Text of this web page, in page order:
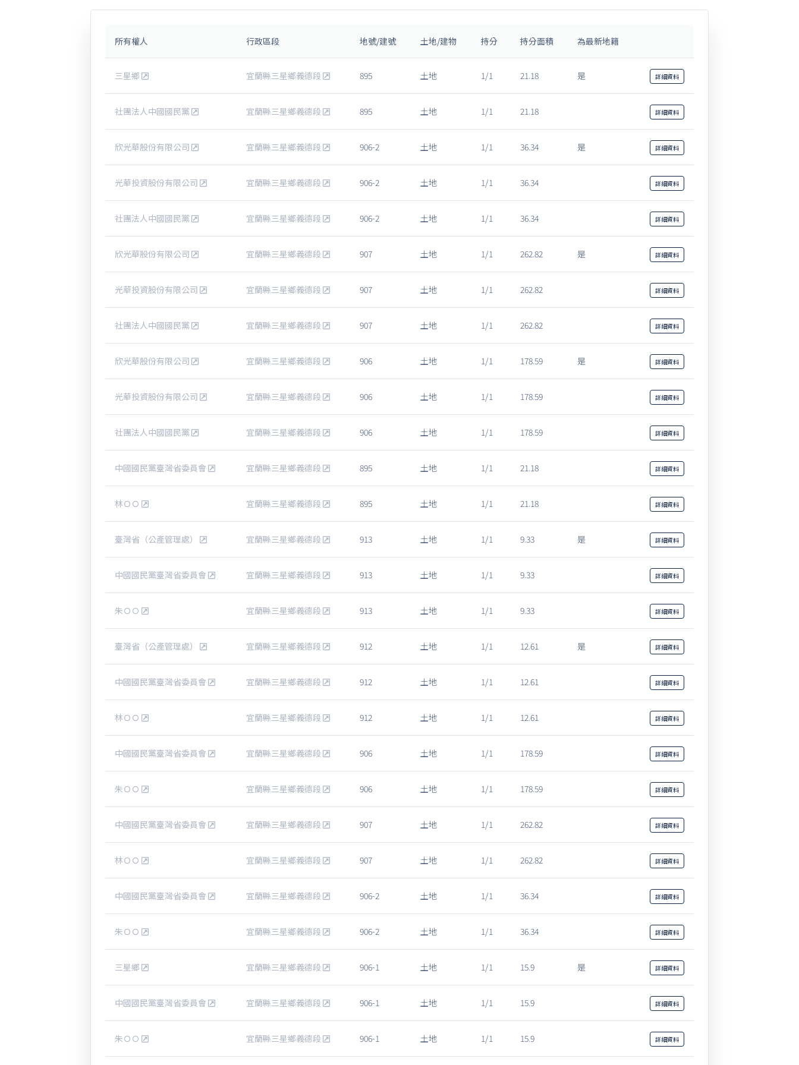
所有權人 行政區段 地號/建號 土地/建物 持分 持分面積 為最新地籍
三星鄉 宜蘭縣三星鄉義德段 895 土地 1/1 21.18 是 詳細資料
社團法人中國國民黨 宜蘭縣三星鄉義德段 895 土地 1/1 21.18 詳細資料
欣光華股份有限公司 宜蘭縣三星鄉義德段 906-2 土地 1/1 36.34 是 詳細資料
光華投資股份有限公司 宜蘭縣三星鄉義德段 906-2 土地 1/1 36.34 詳細資料
社團法人中國國民黨 宜蘭縣三星鄉義德段 906-2 土地 1/1 36.34 詳細資料
欣光華股份有限公司 宜蘭縣三星鄉義德段 907 土地 1/1 262.82 是 詳細資料
光華投資股份有限公司 宜蘭縣三星鄉義德段 907 土地 1/1 262.82 詳細資料
社團法人中國國民黨 宜蘭縣三星鄉義德段 907 土地 1/1 262.82 詳細資料
欣光華股份有限公司 宜蘭縣三星鄉義德段 906 土地 1/1 178.59 是 詳細資料
光華投資股份有限公司 宜蘭縣三星鄉義德段 906 土地 1/1 178.59 詳細資料
社團法人中國國民黨 宜蘭縣三星鄉義德段 906 土地 1/1 178.59 詳細資料
中國國民黨臺灣省委員會 宜蘭縣三星鄉義德段 895 土地 1/1 21.18 詳細資料
林ＯＯ 宜蘭縣三星鄉義德段 895 土地 1/1 21.18 詳細資料
臺灣省（公產管理處） 宜蘭縣三星鄉義德段 913 土地 1/1 9.33 是 詳細資料
中國國民黨臺灣省委員會 宜蘭縣三星鄉義德段 913 土地 1/1 9.33 詳細資料
朱ＯＯ 宜蘭縣三星鄉義德段 913 土地 1/1 9.33 詳細資料
臺灣省（公產管理處） 宜蘭縣三星鄉義德段 912 土地 1/1 12.61 是 詳細資料
中國國民黨臺灣省委員會 宜蘭縣三星鄉義德段 912 土地 1/1 12.61 詳細資料
林ＯＯ 宜蘭縣三星鄉義德段 912 土地 1/1 12.61 詳細資料
中國國民黨臺灣省委員會 宜蘭縣三星鄉義德段 906 土地 1/1 178.59 詳細資料
朱ＯＯ 宜蘭縣三星鄉義德段 906 土地 1/1 178.59 詳細資料
中國國民黨臺灣省委員會 宜蘭縣三星鄉義德段 907 土地 1/1 262.82 詳細資料
林ＯＯ 宜蘭縣三星鄉義德段 907 土地 1/1 262.82 詳細資料
中國國民黨臺灣省委員會 宜蘭縣三星鄉義德段 906-2 土地 1/1 36.34 詳細資料
朱ＯＯ 宜蘭縣三星鄉義德段 906-2 土地 1/1 36.34 詳細資料
三星鄉 宜蘭縣三星鄉義德段 906-1 土地 1/1 15.9 是 詳細資料
中國國民黨臺灣省委員會 宜蘭縣三星鄉義德段 906-1 土地 1/1 15.9 詳細資料
朱ＯＯ 宜蘭縣三星鄉義德段 906-1 土地 1/1 15.9 詳細資料